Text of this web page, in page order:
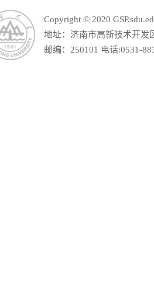
Copyright © 2020
地址：济南市高新技术开发
邮编：250101 电话:0531-